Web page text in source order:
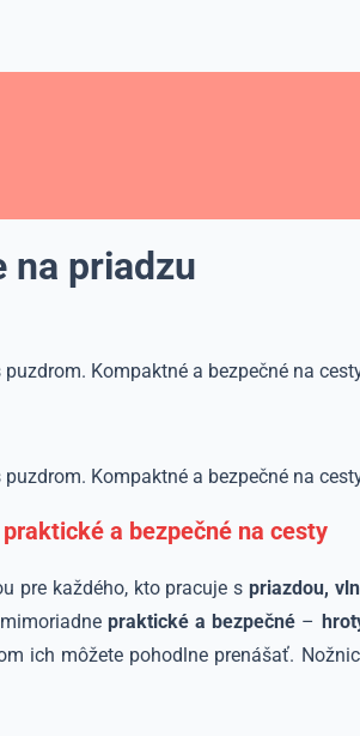
na priadzu
Kompaktné a bezpečné na
Kompaktné a bezpečné na
a bezpečné na cesty
pre každého, kto pracuje s priazdou,
praktické a bezpečné –
ich môžete pohodlne prenášať.